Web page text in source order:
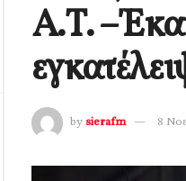
Α.Τ. –
by sierafm 8